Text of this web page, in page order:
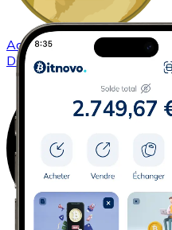
Acheter Dogecoin
avec
DOGE